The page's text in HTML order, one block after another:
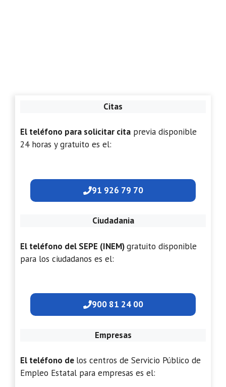
Citas
El teléfono para solicitar cita previa disponible
24 horas y gratuito es el:
91 926 79 70
Ciudadania
El teléfono del SEPE (INEM)gratuito disponible
para los ciudadanos es el:
900 81 24 00
Empresas
El teléfono de los centros de Servicio Público de
Empleo Estatal para empresas es el: